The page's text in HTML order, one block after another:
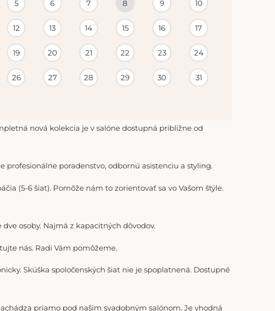
5 6 7 8 9 10
12 13 14 15 16 17
19 20 21 22 23 24
26 27 28 29 30 31
nová kolekcia je v salóne dostupná približne od
poradenstvo, odbornú asistenciu a styling.
(5-6 šiat). Pomôže nám to zorientovať sa vo Vašom štýle.
osoby. Najmä z kapacitných dôvodov.
nás. Radi Vám pomôžeme.
Skúška spoločenských šiat nie je spoplatnená. Dostupné
priamo pod našim svadobným salónom. Je vhodná